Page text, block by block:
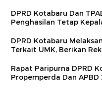
DPRD Kotabaru Dan
Penghasilan Tetap
DPRD Kotabaru
Terkait UMK, Berikan
Rapat Paripurna DPRD
Propemperda Dan APBD